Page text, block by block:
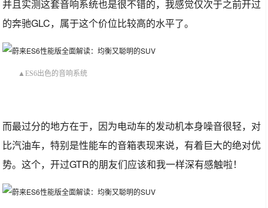
并且实测这套音响系统也是很不错的，我感觉仅次于之前开过
的奔驰GLC，属于这个价位比较高的水平了。
▲ES6出色的音响系统
而最过分的地方在于，因为电动车的发动机本身噪音很轻，对
比汽油车，特别是性能车的音箱表现来说，有着巨大的绝对优
势。这个，开过GTR的朋友们应该和我一样深有感触啦！